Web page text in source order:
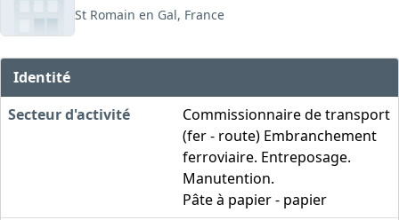
St Romain en Gal, France
Identité
Secteur d'activité
Commissionnaire de transport
(fer - route) Embranchement
ferroviaire. Entreposage.
Manutention.
Pâte à papier - papier